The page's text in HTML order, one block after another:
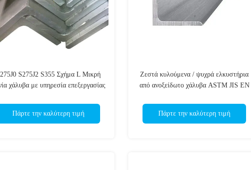
S275J2 S355 Σχήμα L Μικρή
χάλυβα με υπηρεσία επεξεργασίας
Πάρτε την καλύτερη τιμή
Ζεστά κυλούμενα / ψυχρά ελκυστήρια
από ανοξείδωτο χάλυβα ASTM JIS EN
Πάρτε την καλύτερη τιμή